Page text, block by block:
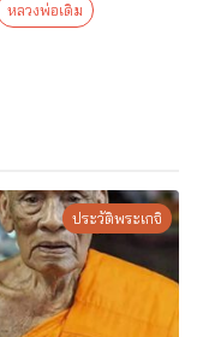
หลวงพ่อเดิม
ประวัติพระเกจิ